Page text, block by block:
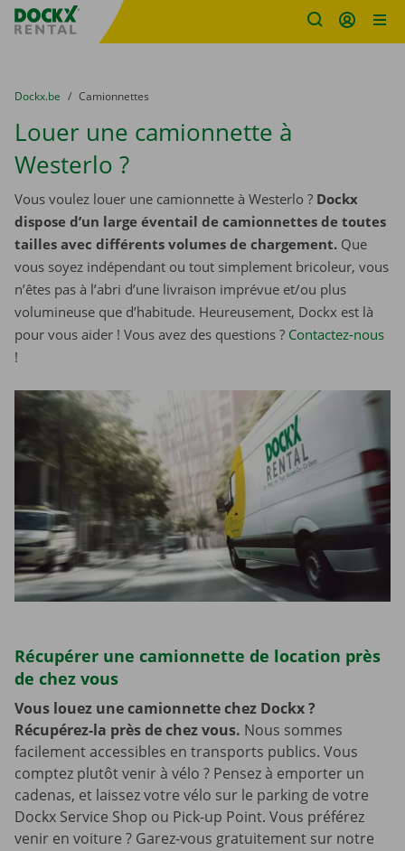
sitename
You are here:
du
Dockx.be to
Camionnettes
Louer une camionnette à
Westerlo ?
Vous voulez louer une camionnette à Westerlo ? Dockx
dispose d’un large éventail de camionnettes de toutes
tailles avec différents volumes de chargement. Que
vous soyez indépendant ou tout simplement bricoleur, vous
n’êtes pas à l’abri d’une livraison imprévue et/ou plus
volumineuse que d’habitude. Heureusement, Dockx est là
pour vous aider ! Vous avez des questions ? Contactez-nous
!
Récupérer une camionnette de location près
de chez vous
Vous louez une camionnette chez Dockx ?
Récupérez-la près de chez vous. Nous sommes
facilement accessibles en transports publics. Vous
comptez plutôt venir à vélo ? Pensez à emporter un
cadenas, et laissez votre vélo sur le parking de votre
Dockx Service Shop ou Pick-up Point. Vous préférez
venir en voiture ? Garez-vous gratuitement sur notre